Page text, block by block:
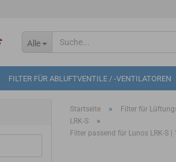
Alle
FILTER FÜR ABLUFTVENTILE / -VENTILATOREN
Startseite » Filter für
LRK-S »
Filter passend für Lunos LRK-S